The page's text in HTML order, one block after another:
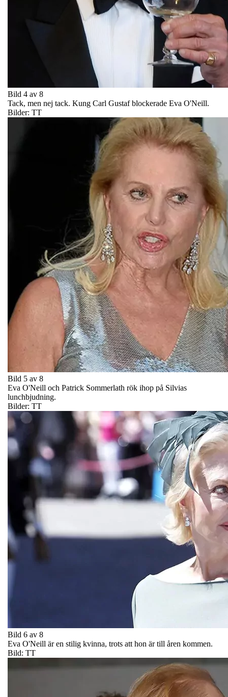
Bild 4 av 8
Tack, men nej tack. Kung Carl Gustaf blockerade Eva O'Neill.
Bilder: TT
Bild 5 av 8
Eva O'Neill och Patrick Sommerlath rök ihop på Silvias
lunchbjudning.
Bilder: TT
Bild 6 av 8
Eva O'Neill är en stilig kvinna, trots att hon är till åren kommen.
Bild: TT